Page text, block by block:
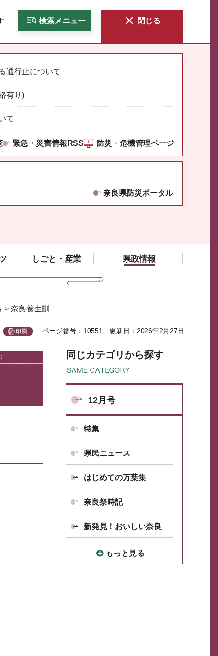
検索メニュー 閉じる
通行止について
有り)
て
緊急・災害情報RSS 防災・危機管理ページ
奈良県防災ポータル
しごと・産業 県政情報
> 奈良養生訓
印刷 ページ番号：10551 更新日：2026年2月27日
同じカテゴリから探す
12月号
特集
県民ニュース
はじめての万葉集
奈良祭時記
新発見！おいしい奈良
もっと見る